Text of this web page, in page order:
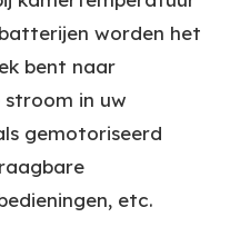
worden het
bent naar
in uw
gemotoriseerd
etc.